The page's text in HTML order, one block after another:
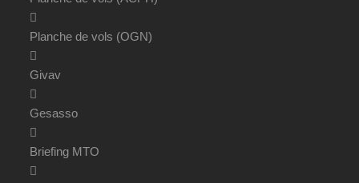
Planche de vols (OGN)
Givav
Gesasso
Briefing MTO